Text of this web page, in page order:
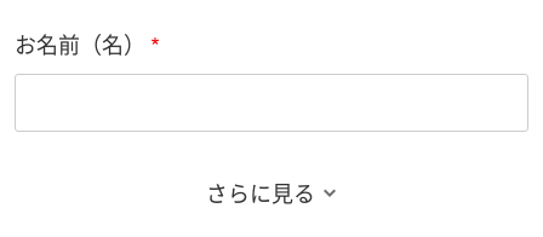
お名前（名）
さらに見る